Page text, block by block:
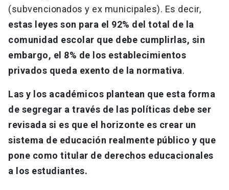
(subvencionados y ex municipales). Es decir,
estas leyes son para el 92% del total de la
comunidad escolar que debe cumplirlas, sin
embargo, el 8% de los establecimientos
privados queda exento de la normativa.
Las y los académicos plantean que esta forma
de segregar a través de las políticas debe ser
revisada si es que el horizonte es crear un
sistema de educación realmente público y que
pone como titular de derechos educacionales
a los estudiantes.